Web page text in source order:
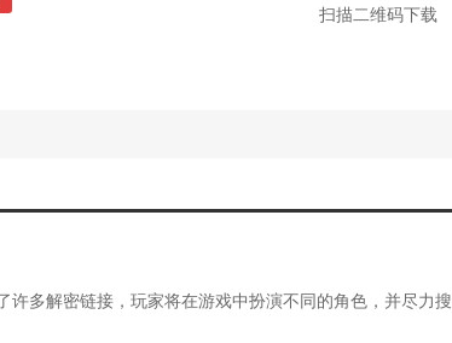
机版机器人攻略)
介绍)
手入门)
扫描二维码下载
多解密链接，玩家将在游戏中扮演不同的角色，并尽力搜